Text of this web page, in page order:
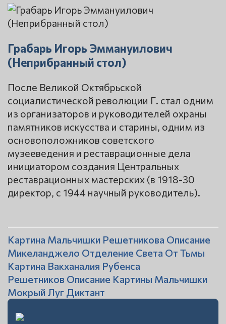
Грабарь Игорь Эммануилович
(Неприбранный стол)
После Великой Октябрьской
социалистической революции Г. стал одним
из организаторов и руководителей охраны
памятников искусства и старины, одним из
основоположников советского
музееведения и реставрационные дела
инициатором создания Центральных
реставрационных мастерских (в 1918-30
директор, с 1944 научный руководитель).
Картина Мальчишки Решетникова Описание
Микеланджело Отделение Света От Тьмы
Картина Вакханалия Рубенса
Решетников Описание Картины Мальчишки
Мокрый Луг Диктант